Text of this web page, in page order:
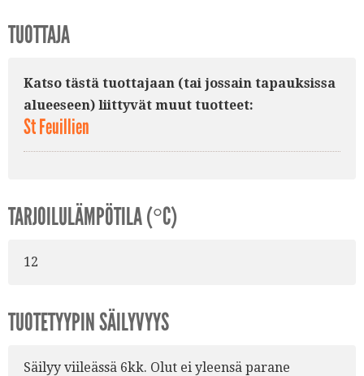
TUOTTAJA
Katso tästä tuottajaan (tai jossain tapauksissa
alueeseen) liittyvät muut tuotteet:
St Feuillien
TARJOILULÄMPÖTILA (°C)
12
TUOTETYYPIN SÄILYVYYS
Säilyy viileässä 6kk. Olut ei yleensä parane